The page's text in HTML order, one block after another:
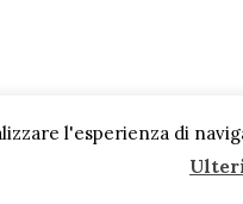
l'esperienza di